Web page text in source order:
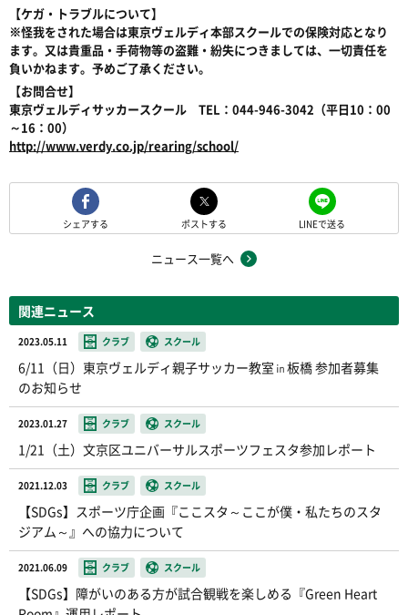
【ケガ・トラブルについて】
※怪我をされた場合は東京ヴェルディ本部スクールでの保険対応となり
ます。又は貴重品・手荷物等の盗難・紛失につきましては、一切責任を
負いかねます。予めご了承ください。
【お問合せ】
東京ヴェルディサッカースクール TEL：044-946-3042（平日10：00
～16：00）
http://www.verdy.co.jp/rearing/school/
シェアする ポストする LINEで送る
ニュース一覧へ
関連ニュース
2023.05.11 クラブ スクール
6/11（日）東京ヴェルディ親子サッカー教室㏌板橋 参加者募集
のお知らせ
2023.01.27 クラブ スクール
1/21（土）文京区ユニバーサルスポーツフェスタ参加レポート
2021.12.03 クラブ スクール
【SDGs】スポーツ庁企画『ここスタ～ここが僕・私たちのスタ
ジアム～』への協力について
2021.06.09 クラブ スクール
【SDGs】障がいのある方が試合観戦を楽しめる『Green Heart